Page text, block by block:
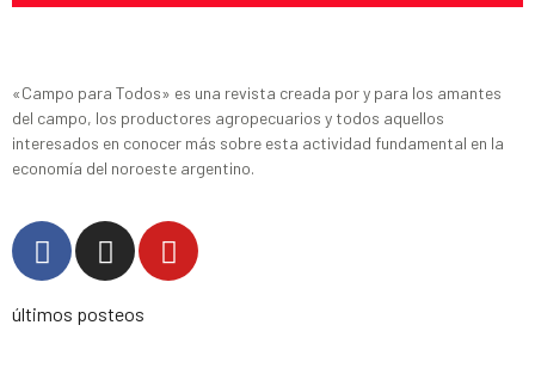
«Campo para Todos» es una revista creada por y para los amantes
del campo, los productores agropecuarios y todos aquellos
interesados en conocer más sobre esta actividad fundamental en la
economía del noroeste argentino.
últimos posteos